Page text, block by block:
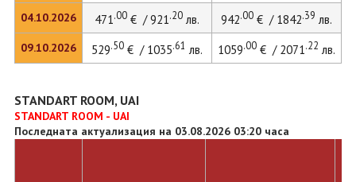
04.10.2026
09.10.2026
471.00€ / 921.20лв. 942.00€ / 1842.39 лв.
529.50€ / 1035.61 лв. 1059.00€ / 2071.22 лв.
STANDART ROOM, UAI
STANDART ROOM - UAI
Последната актуализация на 03.08.2026 03:20 часа